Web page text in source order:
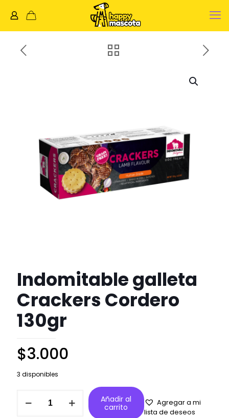
Indomitable galleta
Crackers Cordero
130gr
$3.000
3 disponibles
galleta
Añadir al
carrito
Agregar a mi
lista de deseos